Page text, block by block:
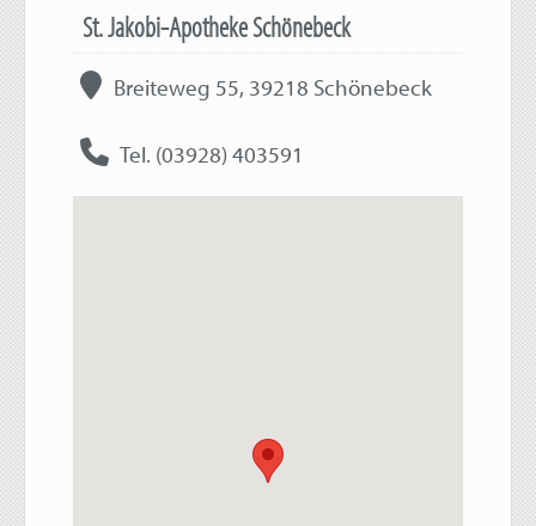
St. Jakobi-Apotheke Schönebeck
Breiteweg 55, 39218 Schönebeck
Tel. (03928) 403591